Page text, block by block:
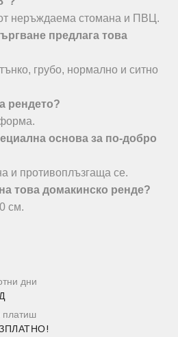
неръждаема стомана и ПВЦ.
предлага това
грубо, нормално и ситно
рендето?
основа за по-добро
и противоплъзгаща се.
това домакинско ренде?
см.
дни
платиш